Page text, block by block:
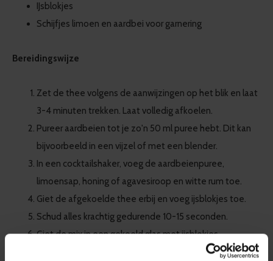
IJsblokjes
Schijfjes limoen en aardbei voor garnering
Bereidingswijze
Zet de thee volgens de aanwijzingen op het blik en laat
3-4 minuten trekken. Laat volledig afkoelen.
Pureer aardbeien tot je zo'n 50 ml puree hebt. Dit kan
bijvoorbeeld in een vijzel of met een blender.
In een cocktailshaker, voeg de aardbeienpuree,
limoensap, honing of agavesiroop en witte rum toe.
Giet de afgekoelde thee erbij en voeg ijsblokjes toe.
Schud alles krachtig gedurende 10-15 seconden.
Giet de mix in een gekoeld glas met ijsblokjes.